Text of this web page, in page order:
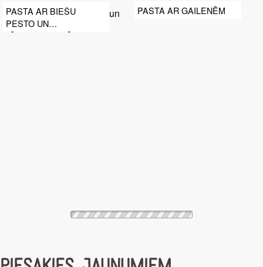
PASTA AR BIEŠU
PESTO UN
TĪĢERGARNELĒM
PASTA AR GAILENĒM